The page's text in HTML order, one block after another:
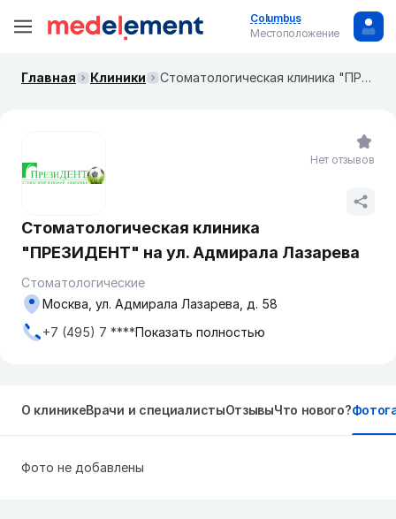
Columbus
Местоположение
Главная Клиники Стоматологическая клиника "ПРЕЗИДЕНТ" на ул. Адмирала Лазарева
Стоматологическая клиника
"ПРЕЗИДЕНТ" на ул. Адмирала Лазарева
Стоматологические
Москва, ул. Адмирала Лазарева, д. 58
+7 (495) 7 ****Показать полностью
Нет отзывов
О клиникеВрачи и специалистыОтзывыЧто нового?
Фото не добавлены